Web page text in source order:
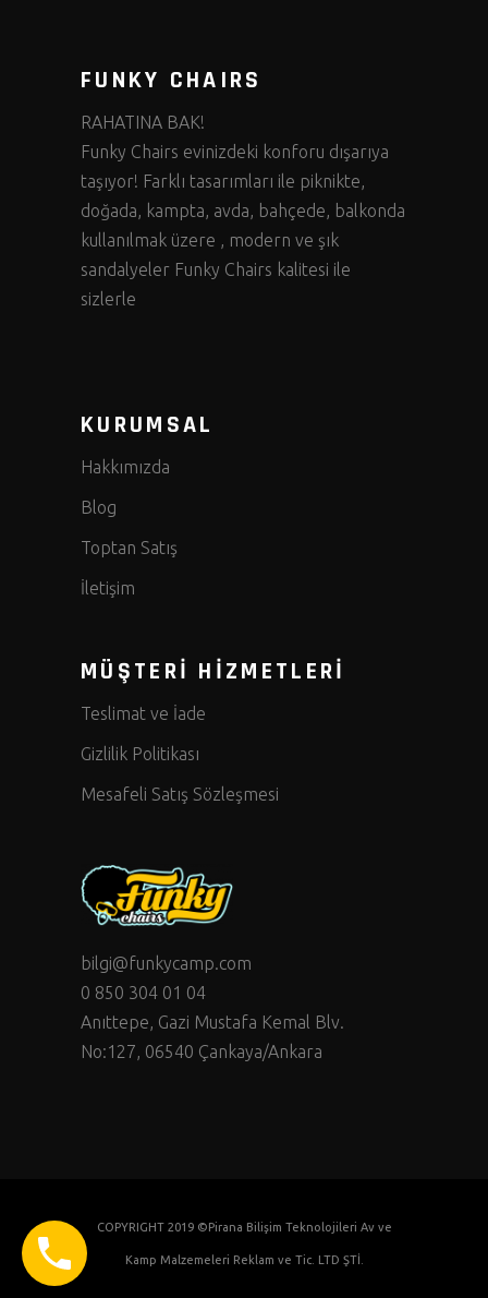
FUNKY CHAIRS
RAHATINA BAK!
Funky Chairs evinizdeki konforu dışarıya
taşıyor! Farklı tasarımları ile piknikte,
doğada, kampta, avda, bahçede, balkonda
kullanılmak üzere , modern ve şık
sandalyeler Funky Chairs kalitesi ile
sizlerle
KURUMSAL
Hakkımızda
Blog
Toptan Satış
İletişim
MÜŞTERİ HİZMETLERİ
Teslimat ve İade
Gizlilik Politikası
Mesafeli Satış Sözleşmesi
bilgi@funkycamp.com
0 850 304 01 04
Anıttepe, Gazi Mustafa Kemal Blv.
No:127, 06540 Çankaya/Ankara
COPYRIGHT 2019 ©Pirana Bilişim Teknolojileri Av ve
Kamp Malzemeleri Reklam ve Tic. LTD ŞTİ.